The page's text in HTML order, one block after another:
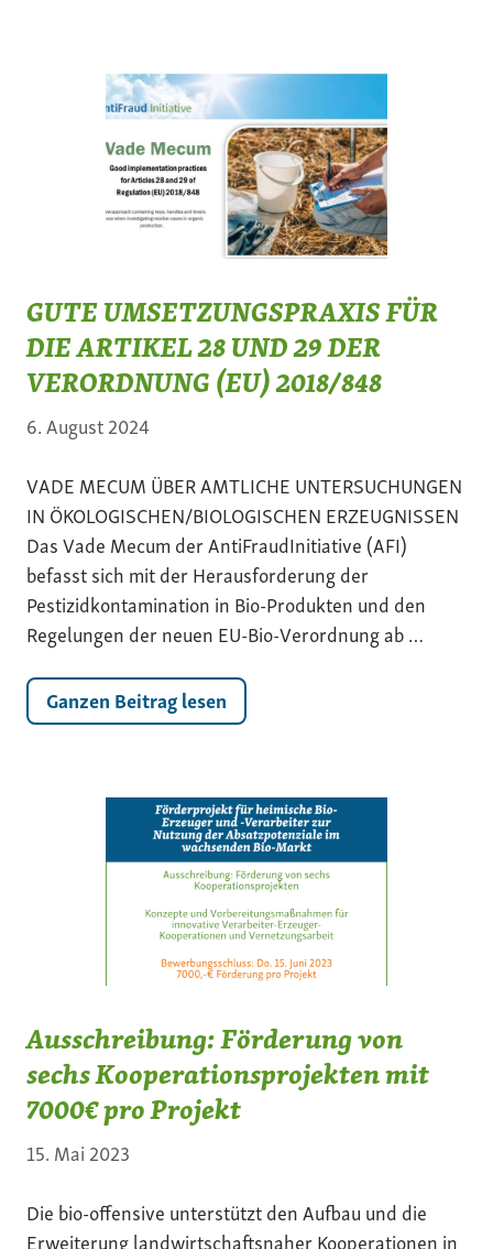
GUTE UMSETZUNGSPRAXIS FÜR
DIE ARTIKEL 28 UND 29 DER
VERORDNUNG (EU) 2018/848
6. August 2024
VADE MECUM ÜBER AMTLICHE UNTERSUCHUNGEN
IN ÖKOLOGISCHEN/BIOLOGISCHEN ERZEUGNISSEN
Das Vade Mecum der AntiFraudInitiative (AFI)
befasst sich mit der Herausforderung der
Pestizidkontamination in Bio-Produkten und den
Regelungen der neuen EU-Bio-Verordnung ab …
Ganzen Beitrag lesen
Ausschreibung: Förderung von
sechs Kooperationsprojekten mit
7000€ pro Projekt
15. Mai 2023
Die bio-offensive unterstützt den Aufbau und die
Erweiterung landwirtschaftsnaher Kooperationen in